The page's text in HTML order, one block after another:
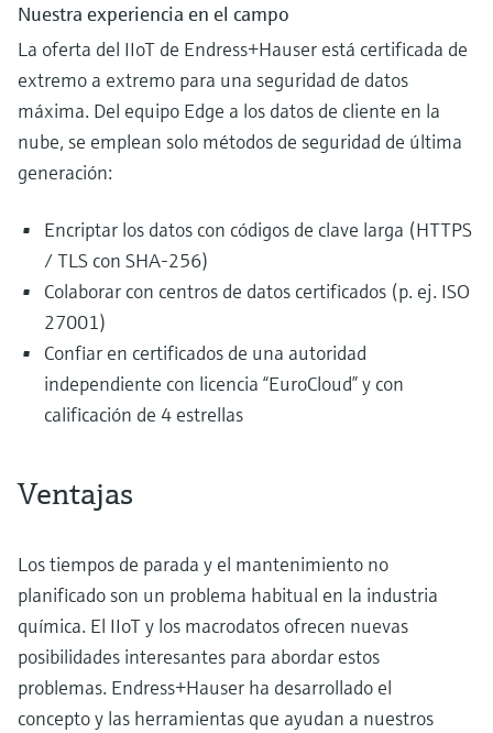
Nuestra experiencia en el campo
La oferta del IIoT de Endress+Hauser está certificada de
extremo a extremo para una seguridad de datos
máxima. Del equipo Edge a los datos de cliente en la
nube, se emplean solo métodos de seguridad de última
generación:
Encriptar los datos con códigos de clave larga (HTTPS
/ TLS con SHA-256)
Colaborar con centros de datos certificados (p. ej. ISO
27001)
Confiar en certificados de una autoridad
independiente con licencia “EuroCloud” y con
calificación de 4 estrellas
Ventajas
Los tiempos de parada y el mantenimiento no
planificado son un problema habitual en la industria
química. El IIoT y los macrodatos ofrecen nuevas
posibilidades interesantes para abordar estos
problemas. Endress+Hauser ha desarrollado el
concepto y las herramientas que ayudan a nuestros